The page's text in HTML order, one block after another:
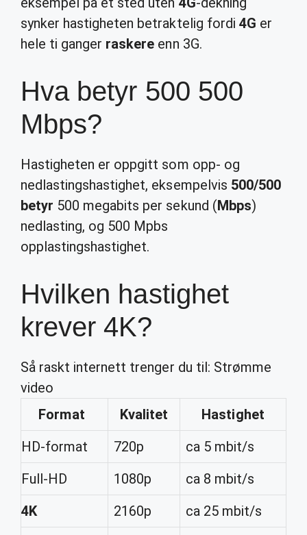
synker hastigheten betraktelig fordi 4G er
hele ti ganger raskere enn 3G.
Hva betyr 500 500
Mbps?
Hastigheten er oppgitt som opp- og
nedlastingshastighet, eksempelvis 500/500
betyr 500 megabits per sekund (Mbps)
nedlasting, og 500 Mpbs
opplastingshastighet.
Hvilken hastighet
krever 4K?
Så raskt internett trenger du til: Strømme
video
Format
Kvalitet
Hastighet
HD-format
720p
ca 5 mbit/s
Full-HD
1080p
ca 8 mbit/s
4K
2160p
ca 25 mbit/s